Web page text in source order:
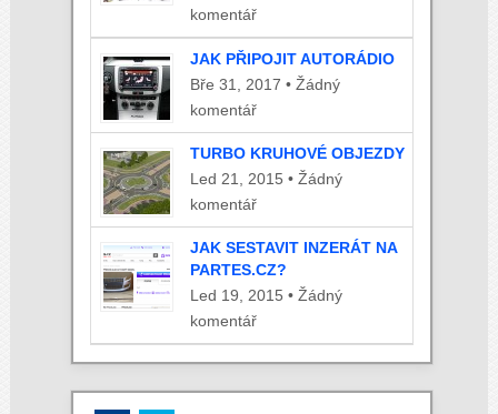
komentář
JAK PŘIPOJIT AUTORÁDIO
Bře 31, 2017 • Žádný
komentář
TURBO KRUHOVÉ OBJEZDY
Led 21, 2015 • Žádný
komentář
JAK SESTAVIT INZERÁT NA
PARTES.CZ?
Led 19, 2015 • Žádný
komentář